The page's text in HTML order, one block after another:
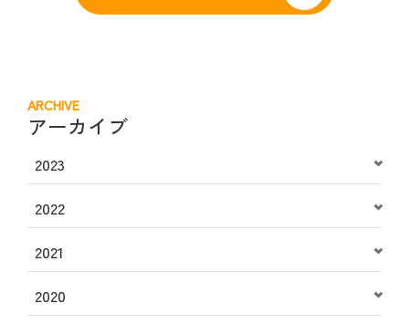
ARCHIVE
アーカイブ
2023
2022
2021
2020